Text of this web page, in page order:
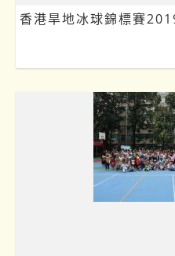
香港旱地冰球錦標賽